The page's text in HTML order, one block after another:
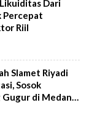
Dari
Percepat
Riil
Slamet Riyadi
Sosok
Gugur di Medan